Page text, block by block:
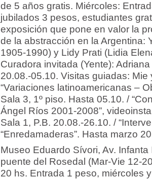
de 5 años gratis. Miércoles:
jubilados 3 pesos, estudiantes
exposición que pone en valor la
de la abstracción en la Argentina:
1905-1990) y Lidy Prati (Lidia
Curadora invitada (Yente):
20.08.-05.10. Visitas guiadas: Mie
“Variaciones latinoamericanas –
Sala 3, 1º piso. Hasta 05.10. /
Ángel Ríos 2001-2008”,
Sala 1, P.B. 20.08.-26.10. /
“Enredamaderas”. Hasta marzo
Museo Eduardo Sívori, Av.
puente del Rosedal (Mar-Vie 12-
20 hs. Entrada 1 peso, miércoles